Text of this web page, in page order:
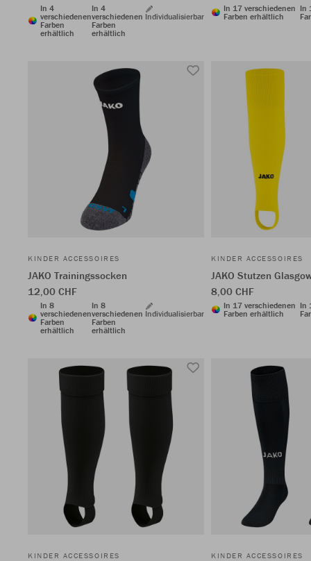
In 4
verschiedenen
Farben
erhältlich
In 4
verschiedenen
Farben
erhältlich
Individualisierbar
In 17 verschiedenen
Farben erhältlich
In
KINDER ACCESSOIRES
JAKO Trainingssocken
12,00 CHF
In 8
verschiedenen
Farben
erhältlich
In 8
verschiedenen
Farben
erhältlich
Individualisierbar
KINDER ACCESSOIRES
JAKO Stutzen
8,00 CHF
In 17 verschiedenen
Farben erhältlich
In
KINDER ACCESSOIRES KINDER ACCESSOIRES